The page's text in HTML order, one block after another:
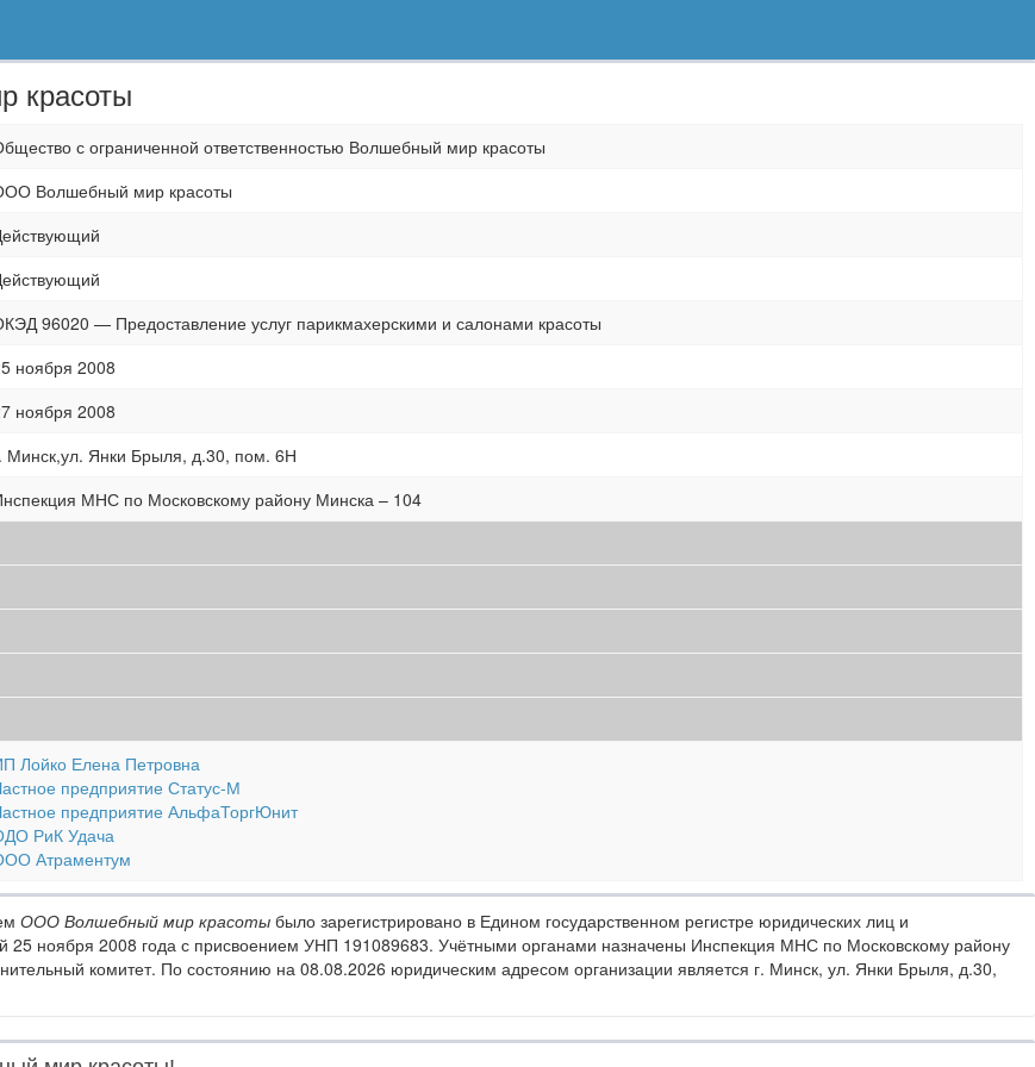
красоты
с ограниченной ответственностью Волшебный мир красоты
Волшебный мир красоты
96020 — Предоставление услуг парикмахерскими и салонами красоты
ноября 2008
ноября 2008
Минск,ул. Янки Брыля, д.30, пом. 6Н
МНС по Московскому району Минска – 104
Лойко Елена Петровна
предприятие Статус-М
предприятие АльфаТоргЮнит
РиК Удача
Атраментум
ООО Волшебный мир красоты было зарегистрировано в Едином государственном регистре юридических лиц и
25 ноября 2008 года с присвоением УНП 191089683. Учётными органами назначены Инспекция МНС по Московскому району
комитет. По состоянию на 08.08.2026 юридическим адресом организации является г. Минск, ул. Янки Брыля, д.30,